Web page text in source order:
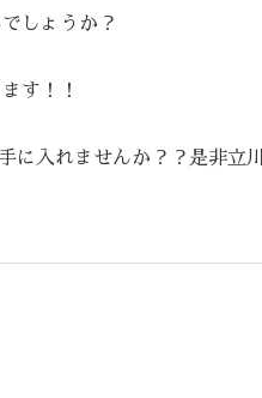
しょうか？
す！！
に入れませんか？？是非立